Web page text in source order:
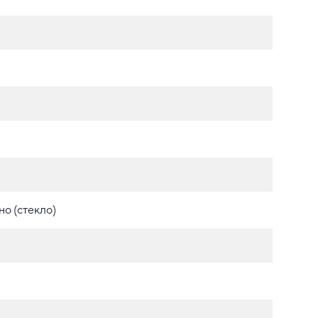
(стекло)